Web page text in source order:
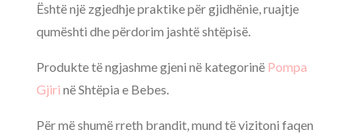
Është një zgjedhje praktike për gjidhënie, ruajtje
qumështi dhe përdorim jashtë shtëpisë.
Produkte të ngjashme gjeni në kategorinë Pompa
Gjiri në Shtëpia e Bebes.
Për më shumë rreth brandit, mund të vizitoni faqen